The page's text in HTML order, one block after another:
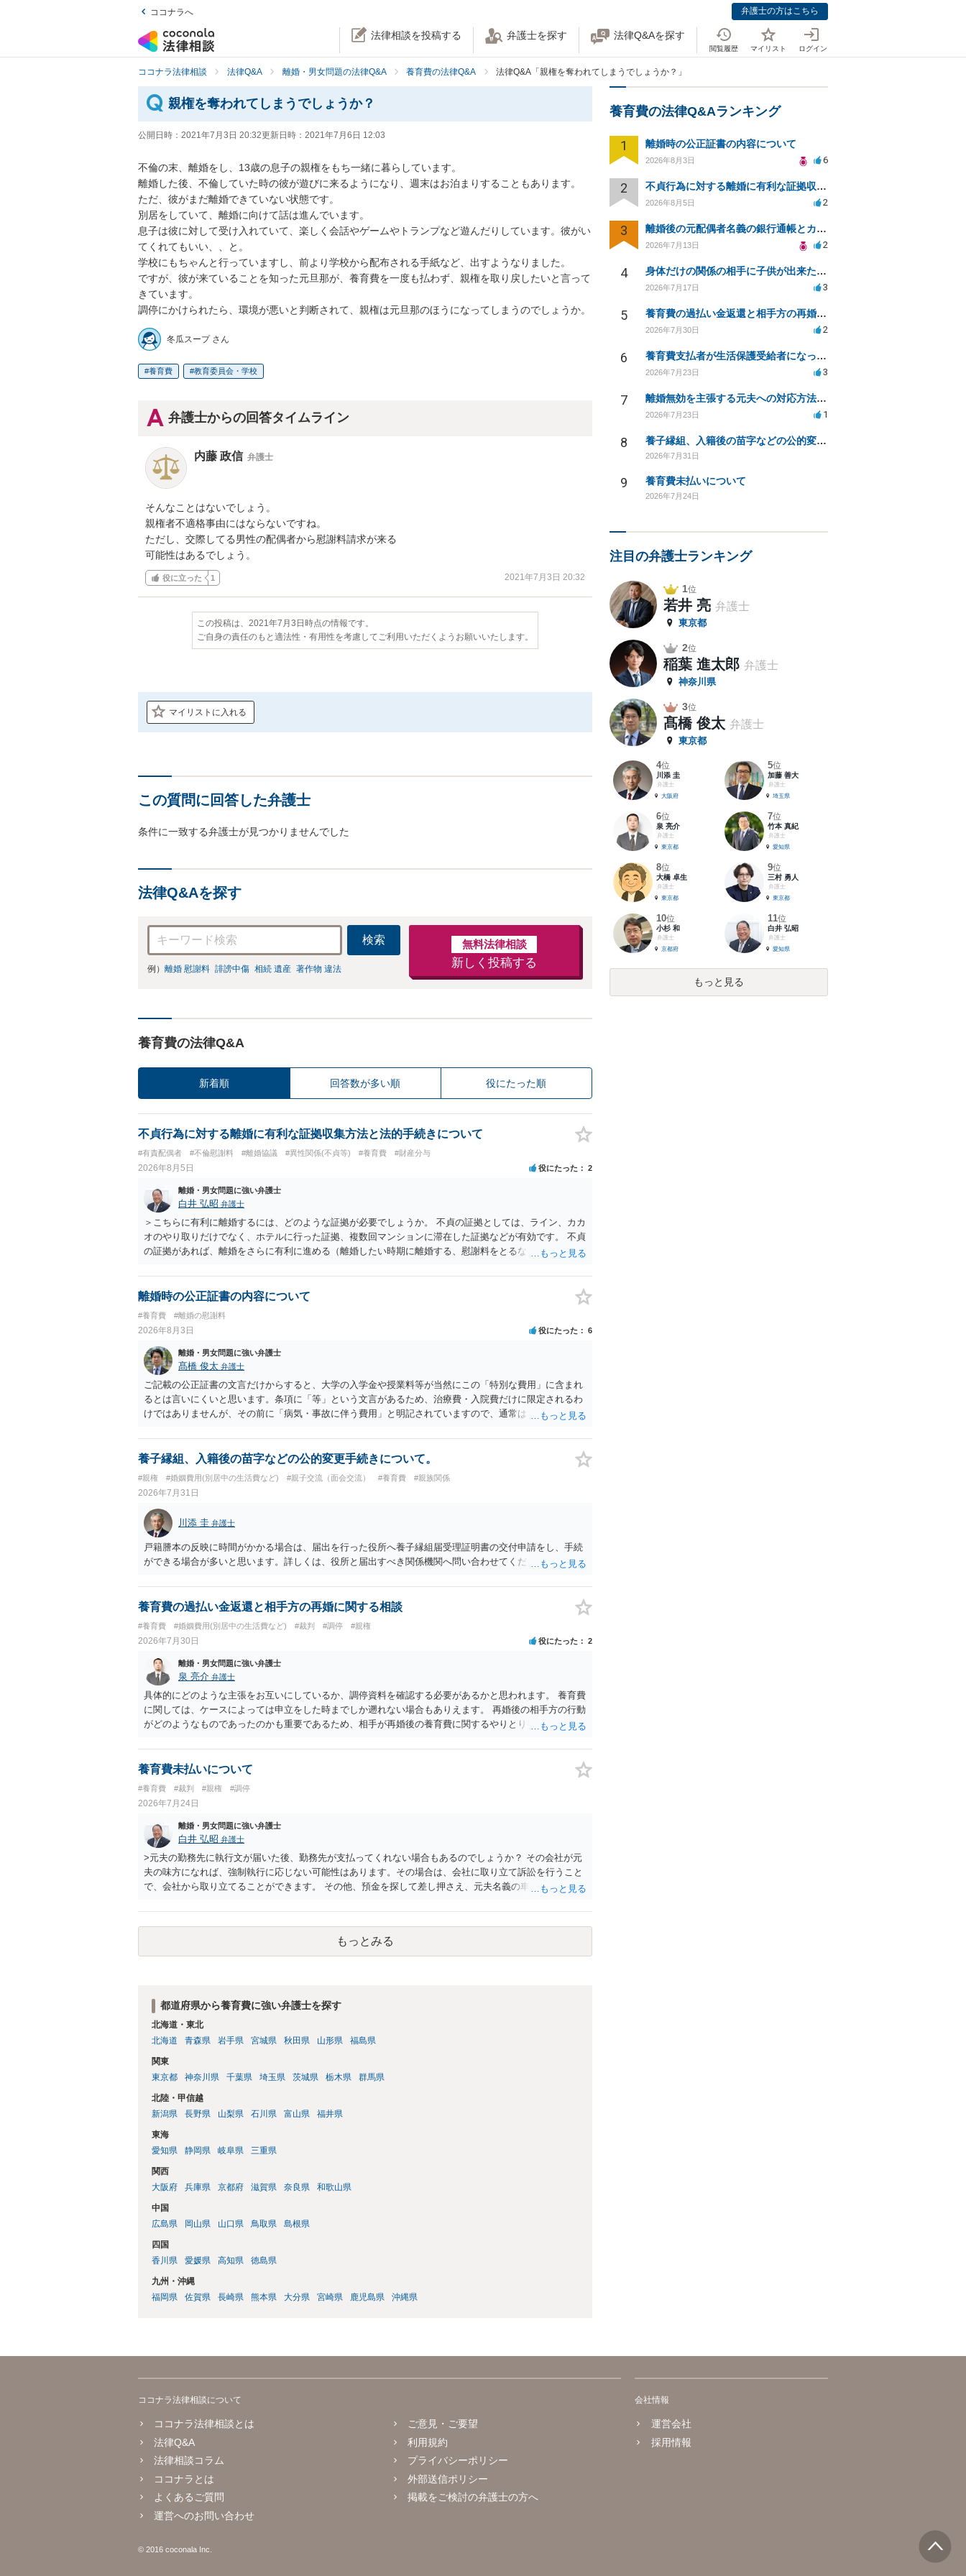
ココナラへ 弁護士の方はこちら
法律相談を投稿する 弁護士を探す 法律Q&Aを探す
閲覧履歴 マイリスト ログイン
ココナラ法律相談 法律Q&A 離婚・男女問題の法律Q&A 養育費の法律Q&A 法律Q&A「親権を奪われてしまうでしょうか？」
親権を奪われてしまうでしょうか？
公開日時： 2021年7月3日 20:32更新日時： 2021年7月6日 12:03
不倫の末、離婚をし、13歳の息子の親権をもち一緒に暮らしています。
離婚した後、不倫していた時の彼が遊びに来るようになり、週末はお泊まりすることもあります。
ただ、彼がまだ離婚できていない状態です。
別居をしていて、離婚に向けて話は進んでいます。
息子は彼に対して受け入れていて、楽しく会話やゲームやトランプなど遊んだりしています。彼がい
てくれてもいい、、と。
学校にもちゃんと行っていますし、前より学校から配布される手紙など、出すようなりました。
ですが、彼が来ていることを知った元旦那が、養育費を一度も払わず、親権を取り戻したいと言って
きています。
調停にかけられたら、環境が悪いと判断されて、親権は元旦那のほうになってしまうのでしょうか。
冬瓜スープ さん
養育費 教育委員会・学校
弁護士からの回答タイムライン
内藤 政信 弁護士
そんなことはないでしょう。
親権者不適格事由にはならないですね。
ただし、交際してる男性の配偶者から慰謝料請求が来る
可能性はあるでしょう。
役に立った 1 2021年7月3日 20:32
この投稿は、2021年7月3日時点の情報です。
ご自身の責任のもと適法性・有用性を考慮してご利用いただくようお願いいたします。
マイリストに入れる
この質問に回答した弁護士
条件に一致する弁護士が見つかりませんでした
法律Q&Aを探す
検索
例） 離婚 慰謝料 誹謗中傷 相続 遺産 著作物 違法
無料法律相談
新しく投稿する
養育費の法律Q&A
新着順 回答数が多い順 役にたった順
不貞行為に対する離婚に有利な証拠収集方法と法的手続きについて
#有責配偶者 #不倫慰謝料 #離婚協議 #異性関係(不貞等) #養育費 #財産分与
2026年8月5日 役にたった 2
離婚・男女問題に強い弁護士
白井 弘昭 弁護士
＞こちらに有利に離婚するには、どのような証拠が必要でしょうか。 不貞の証拠としては、ライン、カカ
オのやり取りだけでなく、ホテルに行った証拠、複数回マンションに滞在した証拠などが有効です。 不貞
の証拠があれば、離婚をさらに有利に進める（離婚したい時期に離婚する、慰謝料をとるなど）ことがで
がありますので、ご注意ください。 以上、ご参考まで。
離婚時の公正証書の内容について
#養育費 #離婚の慰謝料
2026年8月3日 役にたった 6
離婚・男女問題に強い弁護士
髙橋 俊太 弁護士
ご記載の公正証書の文言だけからすると、大学の入学金や授業料等が当然にこの「特別な費用」に含まれ
るとは言いにくいと思います。条項に「等」という文言があるため、治療費・入院費だけに限定されるわ
けではありませんが、その前に「病気・事故に伴う費用」と明記されていますので、通常は、病気や事故
す。したがって、大学の入学金、授業料、受験費用などの教育費についてまで、「この条項があるから当
然に半額を請求できる」とまでは言いにくいと思われます。なお、通常、大学進学費用をどこまで負担す
歴・収入・資産状況、進学先や費用などを踏まえて個別に検討することになります。公正証書の他の条項
において、養育費の終期についてどのように定められているか、大学進学に関する定めの有無、「教育
費」「進学費用」に関する定めの有無等について確認する必要があると考えられます。
養子縁組、入籍後の苗字などの公的変更手続きについて。
#親権 #婚姻費用(別居中の生活費など) #親子交流（面会交流） #養育費 #親族関係
2026年7月31日
川添 圭 弁護士
戸籍謄本の反映に時間がかかる場合は、届出を行った役所へ養子縁組届受理証明書の交付申請をし、手続
ができる場合が多いと思います。詳しくは、役所と届出すべき関係機関へ問い合わせてください。
養育費の過払い金返還と相手方の再婚に関する相談
#養育費 #婚姻費用(別居中の生活費など) #裁判 #調停 #親権
2026年7月30日 役にたった 2
離婚・男女問題に強い弁護士
泉 亮介 弁護士
具体的にどのような主張をお互いにしているか、調停資料を確認する必要があるかと思われます。 養育費
に関しては、ケースによっては申立をした時までしか遡れない場合もありえます。 再婚後の相手方の行動
がどのようなものであったのかも重要であるため、相手が再婚後の養育費に関するやりとり等があればそ
ことをお勧めいたします。
養育費未払いについて
#養育費 #裁判 #親権 #調停
2026年7月24日
離婚・男女問題に強い弁護士
白井 弘昭 弁護士
>元夫の勤務先に執行文が届いた後、勤務先が支払ってくれない場合もあるのでしょうか？ その会社が元
夫の味方になれば、強制執行に応じない可能性はあります。その場合は、会社に取り立て訴訟を行うこと
で、会社から取り立てることができます。 その他、預金を探して差し押さえ、元夫名義の車の差し押さえ
ても取れなくても、執行裁判所に原本の還付請求を行えば還付されます。 ＞他の弁護士さんに再度依頼で
きるのでしょうか？ できます。ただ、取れなかった場合に取り立て訴訟等を起こしてもらえば、他の弁護
士に頼む必要は無いでしょう。 以上、ご参考まで。もっとみる
都道府県から養育費に強い弁護士を探す
北海道・東北
北海道
青森県 岩手県 宮城県 秋田県 山形県 福島県
関東
東京都
神奈川県 千葉県 埼玉県 茨城県 栃木県 群馬県
北陸・甲信越
新潟県
長野県 山梨県 石川県 富山県 福井県
東海
愛知県
静岡県 岐阜県 三重県
関西
大阪府
兵庫県 京都府 滋賀県 奈良県 和歌山県
中国
広島県
岡山県 山口県 鳥取県 島根県
四国
香川県
愛媛県 高知県 徳島県
九州・沖縄
福岡県
佐賀県 長崎県 熊本県 大分県 宮崎県 鹿児島県 沖縄県
養育費の法律Q&Aランキング
1 離婚時の公正証書の内容について
2026年8月3日 6
2 不貞行為に対する離婚に有利な証拠収集方法と法的手続きについて
2026年8月5日 2
3 離婚後の元配偶者名義の銀行通帳とカードの処分方法について
2026年7月13日 2
4 身体だけの関係の相手に子供が出来たと言われ認知、養育費を要求されているが自身の子供か分からない
2026年7月17日 3
5 養育費の過払い金返還と相手方の再婚に関する相談
2026年7月30日 2
6 養育費支払者が生活保護受給者になった場合の支払い可否
2026年7月23日 3
7 離婚無効を主張する元夫への対応方法と注意点
2026年7月23日 1
8 養子縁組、入籍後の苗字などの公的変更手続きについて。
2026年7月31日
9 養育費未払いについて
2026年7月24日
注目の弁護士ランキング
1位
若井 亮 弁護士
東京都
2位
稲葉 進太郎 弁護士
神奈川県
3位
髙橋 俊太 弁護士
東京都
4位
川添 圭
弁護士
大阪府
5位
加藤 善大
弁護士
埼玉県
6位
泉 亮介
弁護士
東京都
7位
竹本 真紀
弁護士
愛知県
8位
大橋 卓生
弁護士
東京都
9位
三村 勇人
弁護士
東京都
10位
小杉 和
弁護士
京都府
11位
白井 弘昭
弁護士
愛知県
もっと見る
ココナラ法律相談について
ココナラ法律相談とは
法律Q&A
法律相談コラム
ココナラとは
よくあるご質問
運営へのお問い合わせ
ご意見・ご要望
利用規約
プライバシーポリシー
外部送信ポリシー
掲載をご検討の弁護士の方へ
会社情報
運営会社
採用情報
© 2016 coconala Inc.